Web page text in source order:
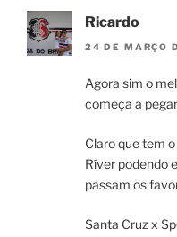
Ricardo
24 DE MARÇO
Agora sim o
começa a
Claro que tem
Ríver podendo
passam os
Santa Cruz x